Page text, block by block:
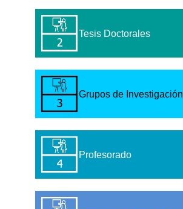
Tesis Doctorales
Grupos de Investigación
Profesorado